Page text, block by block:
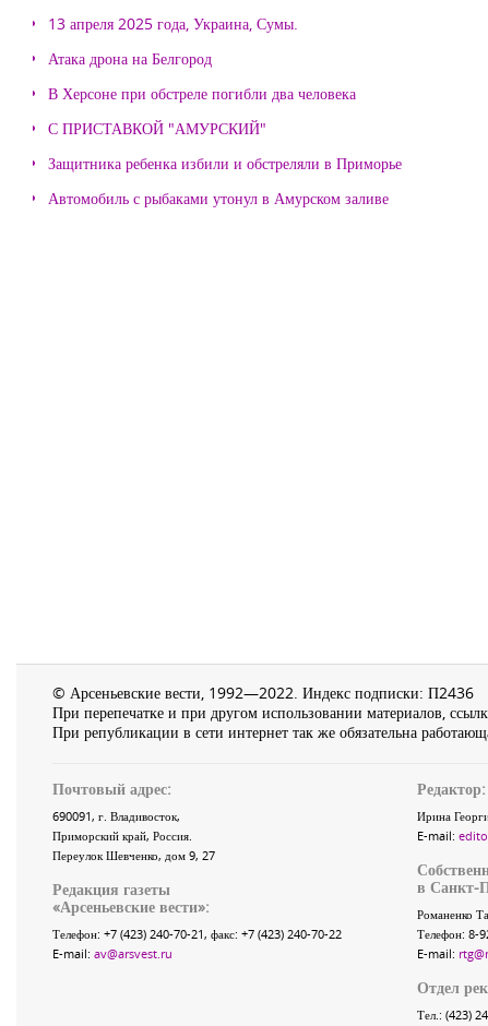
13 апреля 2025 года, Украина, Сумы.
Атака дрона на Белгород
В Херсоне при обстреле погибли два человека
С ПРИСТАВКОЙ "АМУРСКИЙ"
Защитника ребенка избили и обстреляли в Приморье
Автомобиль с рыбаками утонул в Амурском заливе
© Арсеньевские вести, 1992—2022. Индекс подписки: П2436
При перепечатке и при другом использовании материалов,
При републикации в сети интернет так же обязательна
Почтовый адрес:
690091, г. Владивосток,
Приморский край, Россия.
Переулок Шевченко, дом 9, 27
Редакция газеты
«Арсеньевские вести»:
Телефон: +7 (423) 240-70-21, факс: +7 (423) 240-70-22
E-mail: av@arsvest.ru
Редактор:
Ирина
E-mail:
в Санкт-
Романенко
Телефон: 8-
E-mail:
Отдел
Тел.: (423)